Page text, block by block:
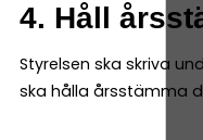
4. Håll
Styrelsen ska skriva
ska hålla årsstämma